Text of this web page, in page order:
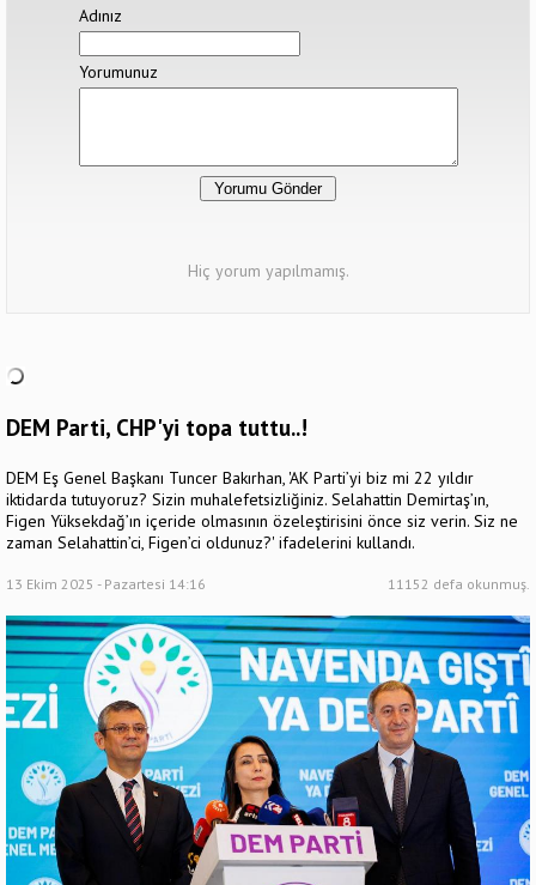
Adınız
Yorumunuz
Hiç yorum yapılmamış.
DEM Parti, CHP'yi topa tuttu..!
DEM Eş Genel Başkanı Tuncer Bakırhan, 'AK Parti’yi biz mi 22 yıldır
iktidarda tutuyoruz? Sizin muhalefetsizliğiniz. Selahattin Demirtaş’ın,
Figen Yüksekdağ’ın içeride olmasının özeleştirisini önce siz verin. Siz ne
zaman Selahattin’ci, Figen’ci oldunuz?' ifadelerini kullandı.
13 Ekim 2025 - Pazartesi 14:16 11152 defa okunmuş.